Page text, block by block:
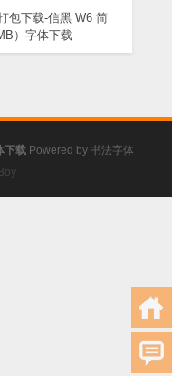
包下载-信黑 W6 简
）字体下载
下载 Powered by 书法字体